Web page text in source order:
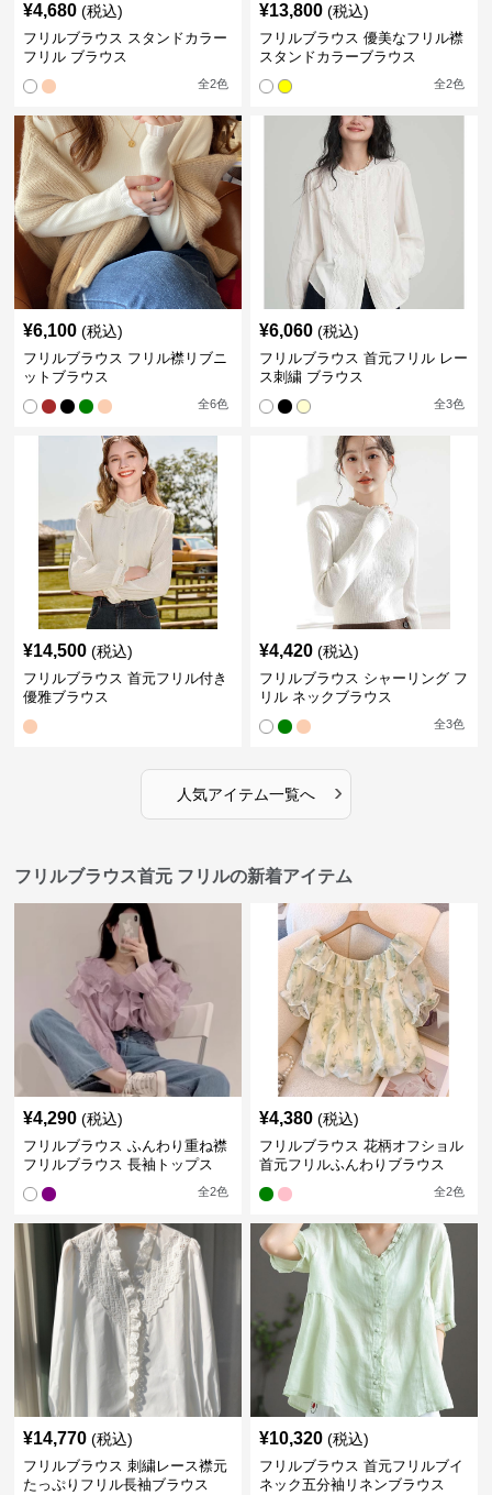
¥4,680 (税込)
フリルブラウス スタンドカラー
フリル ブラウス
全2色
¥13,800 (税込)
フリルブラウス 優美なフリル襟
スタンドカラーブラウス
全2色
¥6,100 (税込)
フリルブラウス フリル襟リブニ
ットブラウス
全6色
¥6,060 (税込)
フリルブラウス 首元フリル レー
ス刺繍 ブラウス
全3色
¥14,500 (税込)
フリルブラウス 首元フリル付き
優雅ブラウス
¥4,420 (税込)
フリルブラウス シャーリング フ
リル ネックブラウス
全3色
人気アイテム一覧へ ›
フリルブラウス首元 フリルの新着アイテム
¥4,290 (税込)
フリルブラウス ふんわり重ね襟
フリルブラウス 長袖トップス
全2色
¥4,380 (税込)
フリルブラウス 花柄オフショル
首元フリルふんわりブラウス
全2色
¥14,770 (税込)
フリルブラウス 刺繍レース襟元
たっぷりフリル長袖ブラウス
¥10,320 (税込)
フリルブラウス 首元フリルブイ
ネック五分袖リネンブラウス